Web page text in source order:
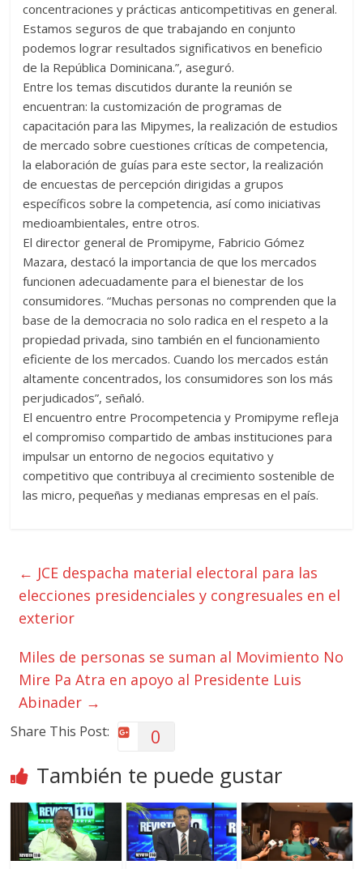
concentraciones y prácticas anticompetitivas en general.
Estamos seguros de que trabajando en conjunto
podemos lograr resultados significativos en beneficio
de la República Dominicana.”, aseguró.
Entre los temas discutidos durante la reunión se
encuentran: la customización de programas de
capacitación para las Mipymes, la realización de estudios
de mercado sobre cuestiones críticas de competencia,
la elaboración de guías para este sector, la realización
de encuestas de percepción dirigidas a grupos
específicos sobre la competencia, así como iniciativas
medioambientales, entre otros.
El director general de Promipyme, Fabricio Gómez
Mazara, destacó la importancia de que los mercados
funcionen adecuadamente para el bienestar de los
consumidores. “Muchas personas no comprenden que la
base de la democracia no solo radica en el respeto a la
propiedad privada, sino también en el funcionamiento
eficiente de los mercados. Cuando los mercados están
altamente concentrados, los consumidores son los más
perjudicados”, señaló.
El encuentro entre Procompetencia y Promipyme refleja
el compromiso compartido de ambas instituciones para
impulsar un entorno de negocios equitativo y
competitivo que contribuya al crecimiento sostenible de
las micro, pequeñas y medianas empresas en el país.
← JCE despacha material electoral para las
elecciones presidenciales y congresuales en el
exterior
Miles de personas se suman al Movimiento No
Mire Pa Atra en apoyo al Presidente Luis
Abinader →
Share This Post: 0
También te puede gustar